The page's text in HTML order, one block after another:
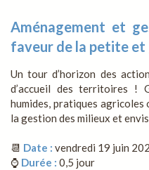
Aménagement et
faveur de la petite et
Un tour d’horizon des
d’accueil des territoires !
humides, pratiques agricoles
la gestion des milieux et
📆 Date : vendredi 19 juin
⌚ Durée : 0,5 jour